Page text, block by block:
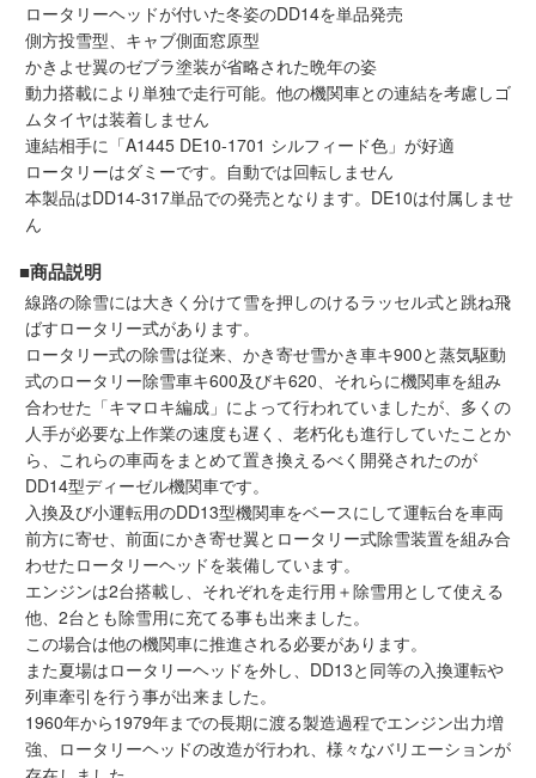
中国・四国
お役立ち情報
鉄道模型の情報 商品レビュー
Infomation
ご注文方法
ヘルプページ
お問い合せ
ログイン/マイページ
お気に入りリスト
新規会員登録
ロータリーヘッドが付いた冬姿のDD14を単品発売
側方投雪型、キャブ側面窓原型
かきよせ翼のゼブラ塗装が省略された晩年の姿
動力搭載により単独で走行可能。他の機関車との連結を考慮しゴ
ムタイヤは装着しません
連結相手に「A1445 DE10-1701 シルフィード色」が好適
ロータリーはダミーです。自動では回転しません
本製品はDD14-317単品での発売となります。DE10は付属しませ
ん
■商品説明
線路の除雪には大きく分けて雪を押しのけるラッセル式と跳ね飛
ばすロータリー式があります。
ロータリー式の除雪は従来、かき寄せ雪かき車キ900と蒸気駆動
式のロータリー除雪車キ600及びキ620、それらに機関車を組み
合わせた「キマロキ編成」によって行われていましたが、多くの
人手が必要な上作業の速度も遅く、老朽化も進行していたことか
ら、これらの車両をまとめて置き換えるべく開発されたのが
DD14型ディーゼル機関車です。
入換及び小運転用のDD13型機関車をベースにして運転台を車両
前方に寄せ、前面にかき寄せ翼とロータリー式除雪装置を組み合
わせたロータリーヘッドを装備しています。
エンジンは2台搭載し、それぞれを走行用＋除雪用として使える
他、2台とも除雪用に充てる事も出来ました。
この場合は他の機関車に推進される必要があります。
また夏場はロータリーヘッドを外し、DD13と同等の入換運転や
列車牽引を行う事が出来ました。
1960年から1979年までの長期に渡る製造過程でエンジン出力増
強、ロータリーヘッドの改造が行われ、様々なバリエーションが